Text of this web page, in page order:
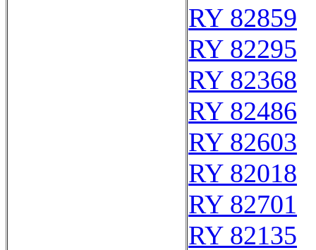
RY 82859
RY 82295
RY 82368
RY 82486
RY 82603
RY 82018
RY 82701
RY 82135